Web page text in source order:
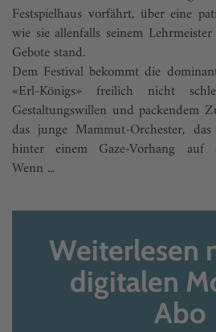
Festspielhaus vorfährt, über eine
wie sie allenfalls seinem
Gebote stand.
Dem Festival bekommt die
«Erl-Königs» freilich nicht
Gestaltungswillen und packendem
das junge Mammut-Orchester,
hinter einem Gaze-Vorhang
Wenn ...
Weiterlesen
digitalen
Abo